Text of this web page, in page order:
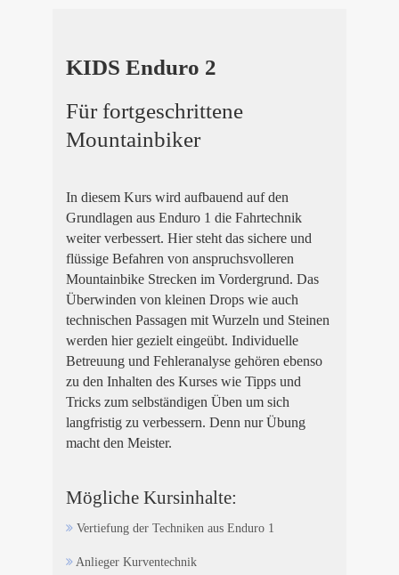
KIDS Enduro 2
Für fortgeschrittene
Mountainbiker
In diesem Kurs wird aufbauend auf den
Grundlagen aus Enduro 1 die Fahrtechnik
weiter verbessert. Hier steht das sichere und
flüssige Befahren von anspruchsvolleren
Mountainbike Strecken im Vordergrund. Das
Überwinden von kleinen Drops wie auch
technischen Passagen mit Wurzeln und Steinen
werden hier gezielt eingeübt. Individuelle
Betreuung und Fehleranalyse gehören ebenso
zu den Inhalten des Kurses wie Tipps und
Tricks zum selbständigen Üben um sich
langfristig zu verbessern. Denn nur Übung
macht den Meister.
Mögliche Kursinhalte:
Vertiefung der Techniken aus Enduro 1
Anlieger Kurventechnik